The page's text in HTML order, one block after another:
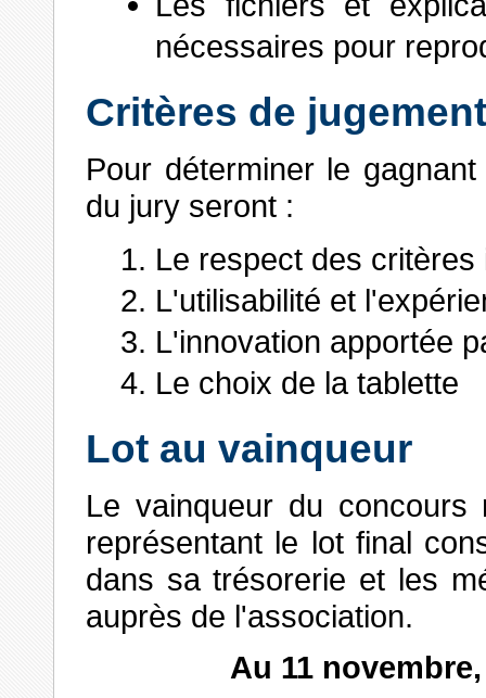
nécessaires pour
Critères de jugement
Pour déterminer le
du jury seront :
Le respect des critères
L'utilisabilité et
L'innovation apportée
Le choix de la tablette
Lot au vainqueur
Le vainqueur du concours
représentant le lot final
dans sa trésorerie et les
auprès de l'association.
Au 11